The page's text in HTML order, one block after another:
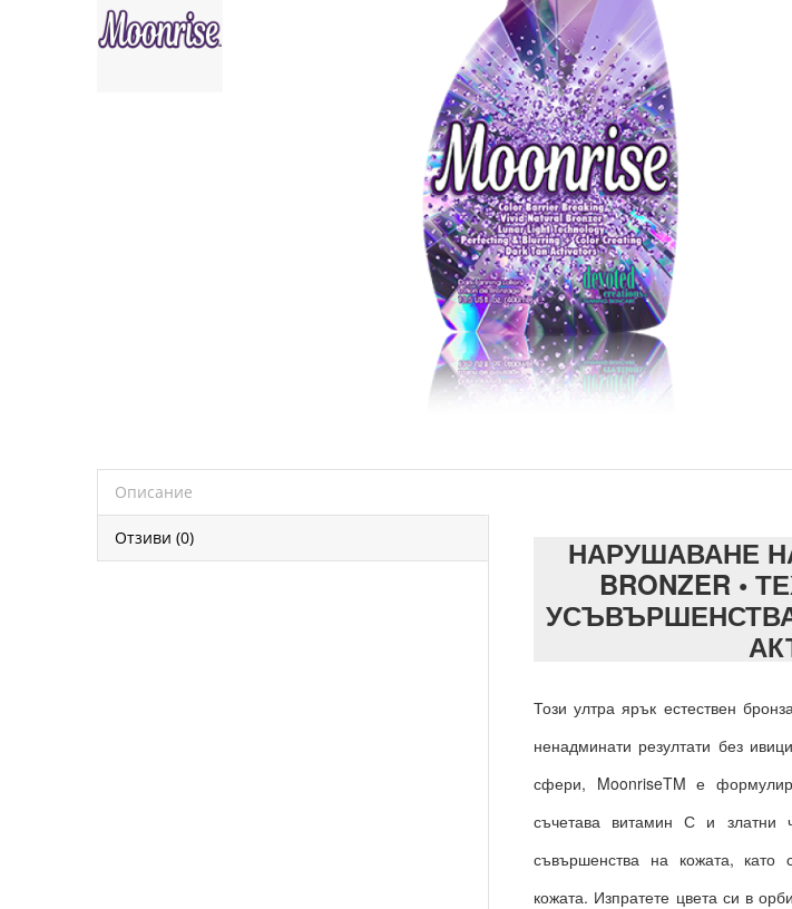
Описание
Отзиви (0)
НАРУШАВАНЕ
BRONZER •
Този ултра ярък естествен
ненадминати резултати без
сфери, MoonriseTM е
съчетава витамин С и златни
съвършенства на кожата,
кожата. Изпратете цвета си в